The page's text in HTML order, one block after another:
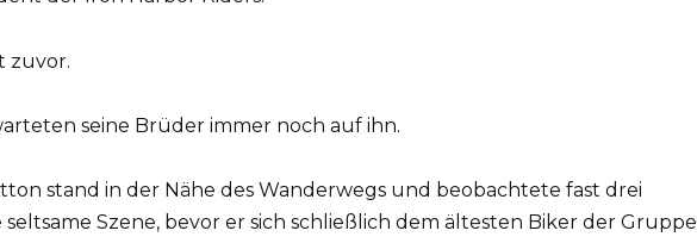
zuvor.
seine Brüder immer noch auf ihn.
stand in der Nähe des Wanderwegs und beobachtete fast drei
Szene, bevor er sich schließlich dem ältesten Biker der Gruppe